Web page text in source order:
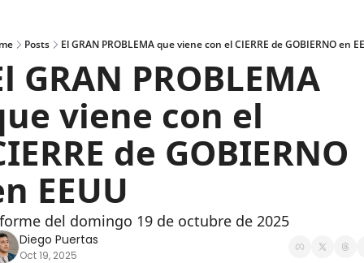
Posts El GRAN PROBLEMA que viene con el CIERRE de GOBIERNO en
GRAN PROBLEMA
viene con el
de GOBIERNO
EEUU
del domingo 19 de octubre de 2025
Diego Puertas
Oct 19, 2025